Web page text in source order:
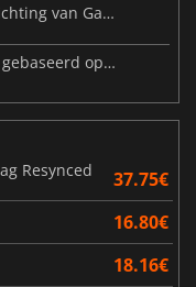
Beast of Reincarnation: de nieuwe richting van Game Freak
Big Walk is nu verkrijgbaar: een reis gebaseerd op vriendschap
Resynced
37.75€
16.80€
18.16€